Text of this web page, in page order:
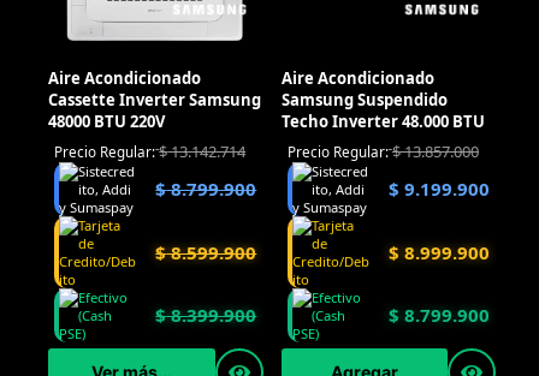
Aire Acondicionado
Cassette Inverter Samsung
48000 BTU 220V
Precio Regular:$13.142.714
$8.799.900
$8.599.900
$8.399.900
Aire Acondicionado
Samsung Suspendido
Techo Inverter 48.000 BTU
Precio Regular:$13.857.000
$ 9.199.900
$ 8.999.900
$ 8.799.900